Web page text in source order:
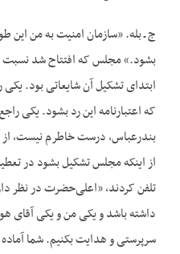
ج ـ بله. «سازمان امنیت به من این‌
بشود.» مجلس که افتتاح شد نسبت
ابتدای تشکیل آن شایعاتی بود.
که اعتبارنامه این رد بشود. یکی
بندرعباس، درست خاطرم نیست، از
از اینکه مجلس تشکیل بشود در
تلفن کردند، «اعلی‌حضرت در نظر
داشته باشد و یکی من و یکی آقای
سرپرستی و هدایت بکنیم. شما